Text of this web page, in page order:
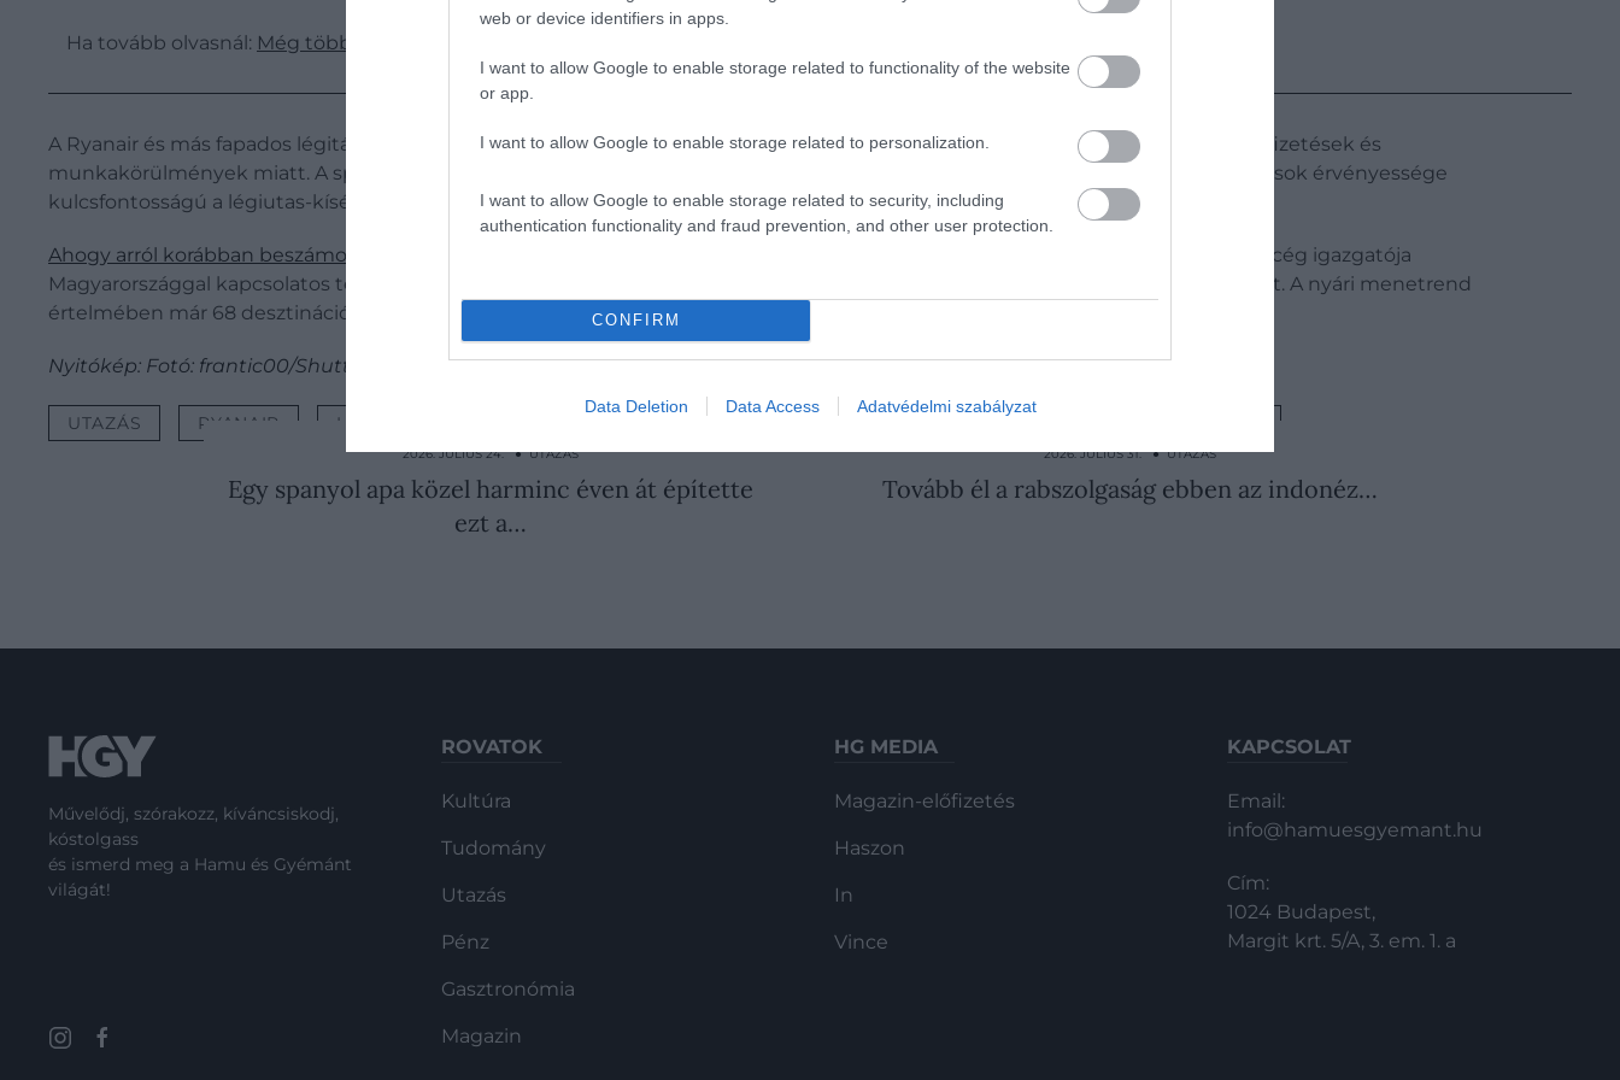
web or device identifiers in apps.
I want to allow Google to enable storage related to functionality of the website
or app.
I want to allow Google to enable storage related to personalization.
I want to allow Google to enable storage related to security, including
authentication functionality and fraud prevention, and other user protection.
CONFIRM
Data Deletion Data Access Adatvédelmi szabályzat
Ha tovább olvasnál: Még több járatot szüntetne meg ebben a népszerű európai országban a Ryanair
A Ryanair és más fapados légitársaságok Európa-szerte gyakran szembesülnek munkavállalói feszültségekkel és sztrájkokkal a fizetések és
munkakörülmények miatt. A spanyolországi eset is rávilágít arra, hogy a szakszervezetek és a munkáltatók közötti megállapodások érvényessége
kulcsfontosságú a légiutas-kísérők jogainak védelme szempontjából.
Ahogy arról korábban beszámoltunk
, Budapesten tartotta meg a nyári szezont érintő tájékoztatóját a Ryanair. Az eseményen a cég igazgatója
Magyarországgal kapcsolatos terveit részletezte, kiemelve, hogy hálásak hazánknak a légitársaságokra kivetett adók eltörléséért. A nyári menetrend
értelmében már 68 desztinációra lehet majd eljutni Budapestről az ír fapadossal, ami hetente 640-nél is több járatot jelent.
Nyitókép: Fotó: frantic00/Shutterstock
UTAZÁS RYANAIR LÉGIUTAS-KÍSÉRŐ FIZETÉSEMELÉS LÉGITÁRSASÁG
2026. JÚLIUS 24. ● UTAZÁS
Egy spanyol apa közel harminc éven át építette
ezt a…
2026. JÚLIUS 31. ● UTAZÁS
Tovább él a rabszolgaság ebben az indonéz…
Művelődj, szórakozz, kíváncsiskodj,
kóstolgass
és ismerd meg a Hamu és Gyémánt
világát!
ROVATOK
Kultúra
Tudomány
Utazás
Pénz
Gasztronómia
Magazin
HG MEDIA
Magazin-előfizetés
Haszon
In
Vince
KAPCSOLAT
Email:
info@hamuesgyemant.hu
Cím:
1024 Budapest,
Margit krt. 5/A, 3. em. 1. a